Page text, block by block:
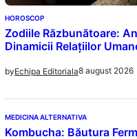
HOROSCOP
Zodiile Răzbunătoare:
Dinamicii Relațiilor
byEchipa Editoriala8 august 2026
MEDICINA ALTERNATIVA
Kombucha: Băutura